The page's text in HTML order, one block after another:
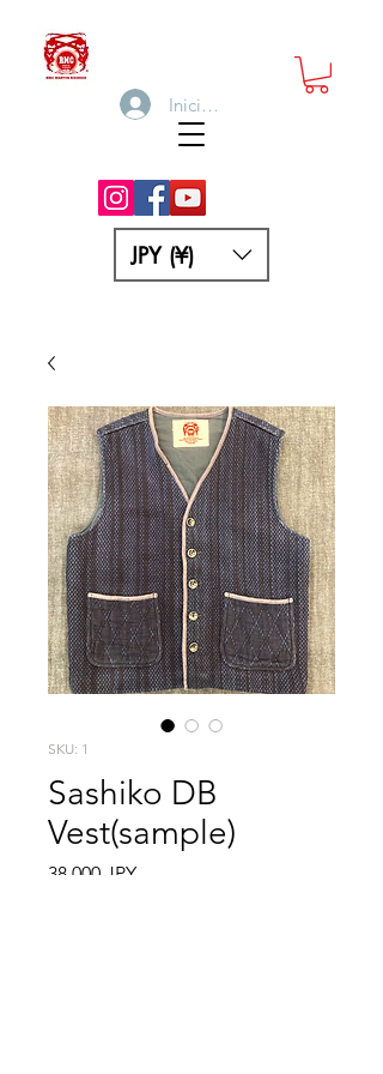
Iniciar sesión
JPY (¥)
SKU: 1
Sashiko DB
Vest(sample)
38.000 JPYPrecio